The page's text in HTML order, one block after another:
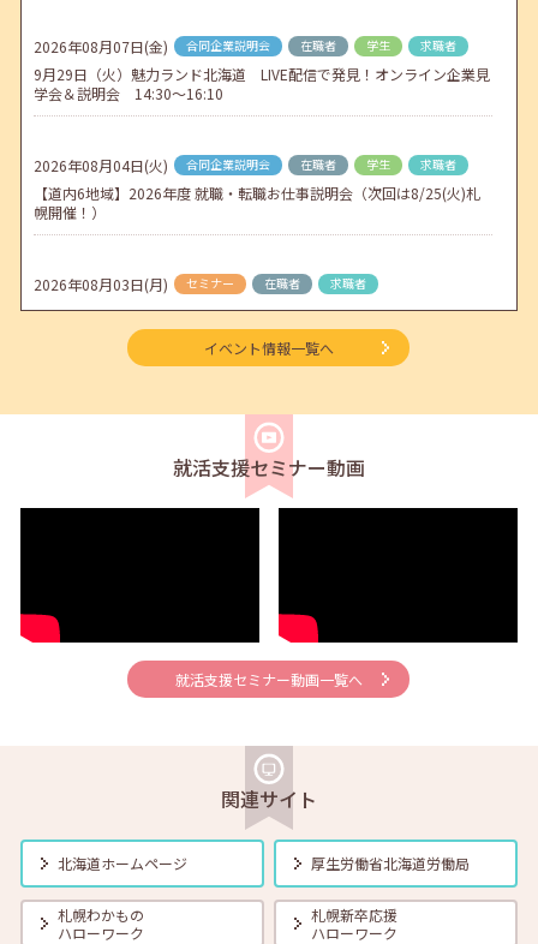
2026年04月02日(木) jobcafeからのお知らせ
ゴールデンウィーク期間中のご利用について
2026年08月07日(金) 合同企業説明会 在職者 学生 求職者
9月29日（火）魅力ランド北海道 LIVE配信で発見！オンライン企業見
学会＆説明会 14:30～16:10
2026年08月04日(火) 合同企業説明会 在職者 学生 求職者
【道内6地域】2026年度 就職・転職お仕事説明会（次回は8/25(火)札
幌開催！）
2026年08月03日(月) セミナー 在職者 求職者
【函館・対面】9月4日（金）【未経験可】求人のリアルを知る人事担
当者へのインタビューセミナー 12:50～13:20
【北見・対面】9月16日（水）【未経験可】求人のリアルを知る人事担
当者へのインタビューセミナー 12:40～13:20
2026年08月01日(土) セミナー 在職者 学生 求職者
【オンライン】8月7日（金）こころの健康セルフケア 14:00～14:30
【オンライン】8月13日（木）就職活動のススメ方 14:00～14:30
2026年08月01日(土) セミナー 在職者 学生 求職者
【帯広・対面】8月17日（月）就勝塾 自己分析 ～自分を知って就職活
動～ 14:00～14:40
イベント情報一覧へ
就活支援セミナー動画
就活支援セミナー動画一覧へ
関連サイト
北海道ホームページ 厚生労働省北海道労働局
札幌わかもの
ハローワーク
札幌新卒応援
ハローワーク